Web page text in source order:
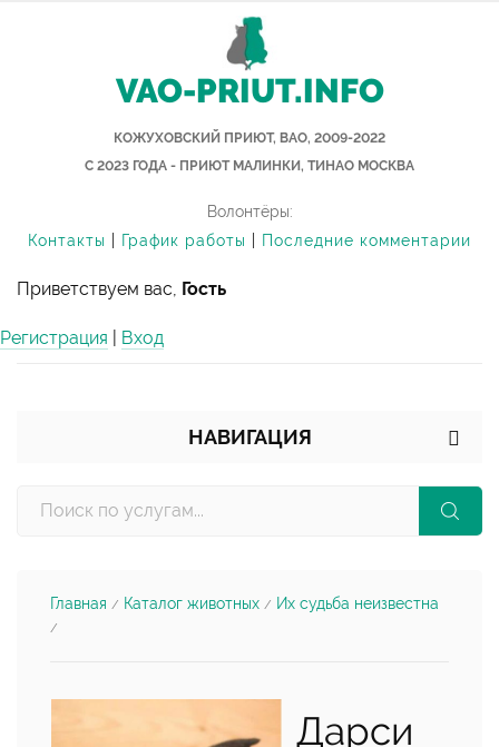
VAO-PRIUT.INFO
КОЖУХОВСКИЙ ПРИЮТ, ВАО, 2009-2022
С 2023 ГОДА - ПРИЮТ МАЛИНКИ, ТИНАО МОСКВА
Волонтёры:
Контакты
График работы Последние комментарии
Приветствуем вас, Гость
Регистрация Вход
НАВИГАЦИЯ
Главная / Каталог животных / Их судьба неизвестна
/
Дарси